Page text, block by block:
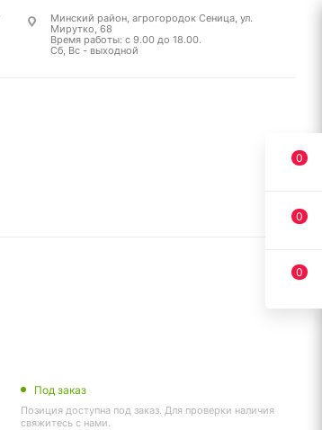
Минский район, агрогородок Сеница, ул.
Мирутко, 68
Время работы: с 9.00 до 18.00.
Сб, Вс - выходной
Под заказ
Позиция доступна под заказ. Для проверки наличия
свяжитесь с нами.
0
0
0